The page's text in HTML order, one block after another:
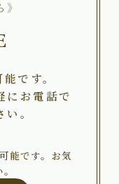
です。
にお電話で
。
能です。お気